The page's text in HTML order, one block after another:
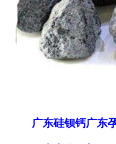
广东硅钡钙广东